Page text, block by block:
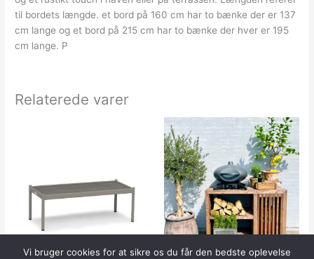
til bordets længde. et bord på 160 cm har to bænke der er 137
cm lange og et bord på 215 cm har to bænke der hver er 195
cm lange. P
Relaterede varer
Vi bruger cookies for at sikre os du får den bedste oplevelse